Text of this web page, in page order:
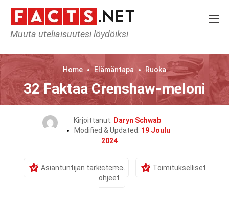
Muuta uteliaisuutesi löydöiksi
Home Elämäntapa Ruoka
32 Faktaa Crenshaw-meloni
Kirjoittanut: Daryn Schwab
Modified & Updated: 19 Joulu
2024
Asiantuntijan tarkistama
Toimitukselliset
ohjeet